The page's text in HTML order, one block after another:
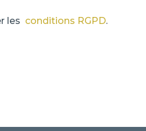
les conditions RGPD.